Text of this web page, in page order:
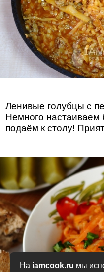
На iamcook.ru мы
Ленивые голубцы с
Немного настаиваем
подаём к столу!